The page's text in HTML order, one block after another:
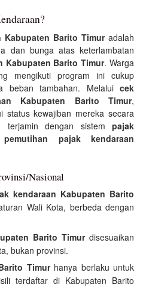
Kabupaten Barito Timuradalah
dan bunga atas keterlambatan
Kabupaten Barito Timur. Warga
mengikuti program ini cukup
beban tambahan. Melaluicek
Kabupaten Barito Timur,
status kewajiban mereka secara
terjamin dengan sistem pajak
pemutihan pajak kendaraan
Nasional
kendaraan Kabupaten Barito
Wali Kota, berbeda dengan
Barito Timurdisesuaikan
bukan provinsi.
Timurhanya berlaku untuk
terdaftar di Kabupaten Barito